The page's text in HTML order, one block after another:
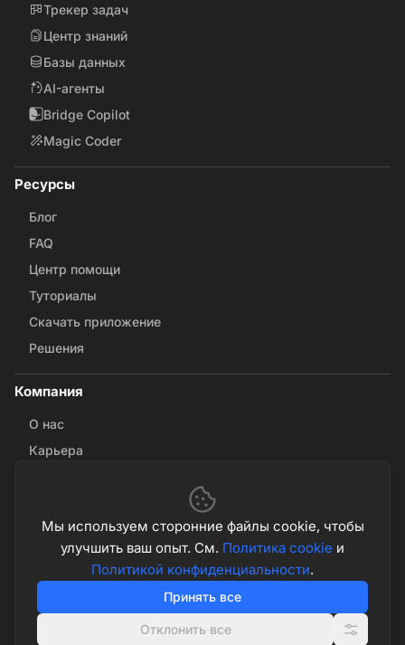
Трекер задач
Центр знаний
Базы данных
AI-агенты
Bridge Copilot
Magic Coder
Ресурсы
Блог
FAQ
Центр помощи
Туториалы
Скачать приложение
Решения
Компания
О нас
Карьера
© 2026 Math & Magic. Все права защищены
Политикой конфиденциальностиУсловиями использования
Политика cookieНастройки cookie
Мы используем сторонние файлы cookie, чтобы
улучшить ваш опыт. См. Политика cookie и
Политикой конфиденциальности.
Принять все
Отклонить все